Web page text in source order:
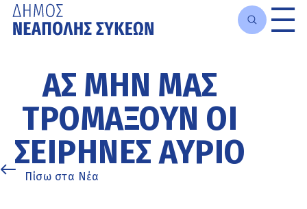
κυρίως
περιεχόμενο
ΑΣ ΜΗΝ ΜΑΣ
ΤΡΟΜΆΞΟΥΝ ΟΙ
ΣΕΙΡΉΝΕΣ ΑΎΡΙΟ
Πίσω στα Νέα